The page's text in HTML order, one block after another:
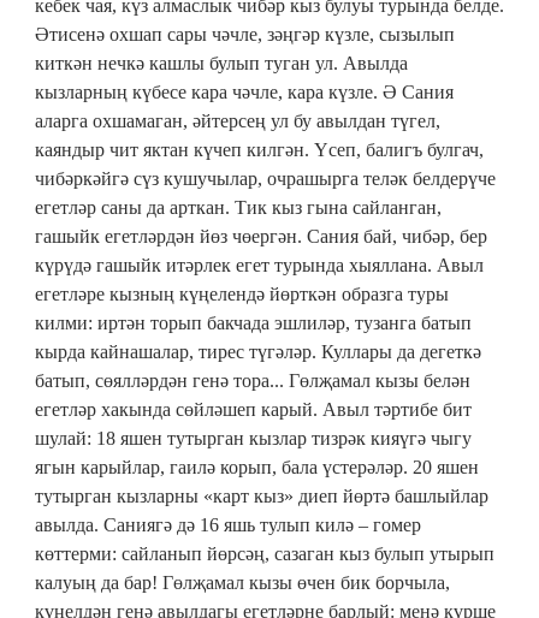
кебек чая, күз алмаслык чибәр кыз булуы турында белде.
Әтисенә охшап сары чәчле, зәңгәр күзле, сызылып
киткән нечкә кашлы булып туган ул. Авылда
кызларның күбесе кара чәчле, кара күзле. Ә Сания
аларга охшамаган, әйтерсең ул бу авылдан түгел,
каяндыр чит яктан күчеп килгән. Үсеп, балигъ булгач,
чибәркәйгә сүз кушучылар, очрашырга теләк белдерүче
егетләр саны да арткан. Тик кыз гына сайланган,
гашыйк егетләрдән йөз чөергән. Сания бай, чибәр, бер
күрүдә гашыйк итәрлек егет турында хыяллана. Авыл
егетләре кызның күңелендә йөрткән образга туры
килми: иртән торып бакчада эшлиләр, тузанга батып
кырда кайнашалар, тирес түгәләр. Куллары да дегеткә
батып, сөялләрдән генә тора... Гөлҗамал кызы белән
егетләр хакында сөйләшеп карый. Авыл тәртибе бит
шулай: 18 яшен тутырган кызлар тизрәк кияүгә чыгу
ягын карыйлар, гаилә корып, бала үстерәләр. 20 яшен
тутырган кызларны «карт кыз» диеп йөртә башлыйлар
авылда. Саниягә дә 16 яшь тулып килә – гомер
көттерми: сайланып йөрсәң, сазаган кыз булып утырып
калуың да бар! Гөлҗамал кызы өчен бик борчыла,
күңелдән генә авылдагы егетләрне барлый: менә күрше